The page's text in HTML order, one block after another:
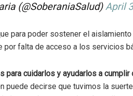
(@SoberaniaSalud)April
para poder sostener el
por falta de acceso a los servicios
para cuidarlos y ayudarlos a cumplir
puede decirse que tuvimos la